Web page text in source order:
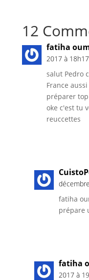
12
fatiha
2017 à 18h17
salut Pedro
France
préparer
oke c'est tu
reuccettes
fatiha
prépare
fatiha
2017 à